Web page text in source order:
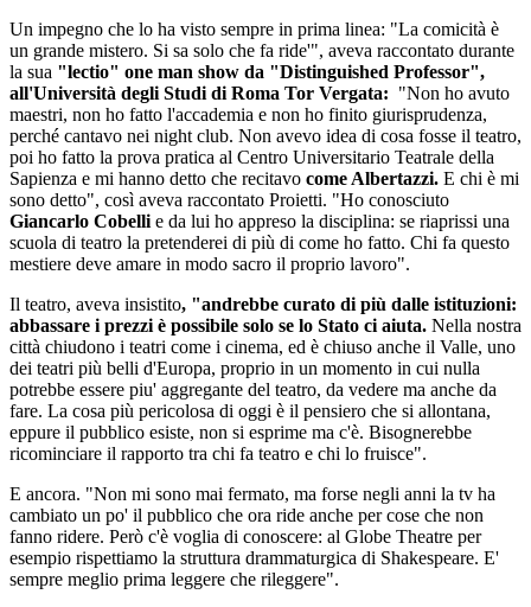
Un impegno che lo ha visto sempre in prima linea: "La comicità è
un grande mistero. Si sa solo che fa ride'", aveva raccontato durante
la sua "lectio" one man show da "Distinguished Professor",
all'Università degli Studi di Roma Tor Vergata: "Non ho avuto
maestri, non ho fatto l'accademia e non ho finito giurisprudenza,
perché cantavo nei night club. Non avevo idea di cosa fosse il teatro,
poi ho fatto la prova pratica al Centro Universitario Teatrale della
Sapienza e mi hanno detto che recitavo come Albertazzi. E chi è mi
sono detto", così aveva raccontato Proietti. "Ho conosciuto
Giancarlo Cobelli e da lui ho appreso la disciplina: se riaprissi una
scuola di teatro la pretenderei di più di come ho fatto. Chi fa questo
mestiere deve amare in modo sacro il proprio lavoro".
Il teatro, aveva insistito, "andrebbe curato di più dalle istituzioni:
abbassare i prezzi è possibile solo se lo Stato ci aiuta. Nella nostra
città chiudono i teatri come i cinema, ed è chiuso anche il Valle, uno
dei teatri più belli d'Europa, proprio in un momento in cui nulla
potrebbe essere piu' aggregante del teatro, da vedere ma anche da
fare. La cosa più pericolosa di oggi è il pensiero che si allontana,
eppure il pubblico esiste, non si esprime ma c'è. Bisognerebbe
ricominciare il rapporto tra chi fa teatro e chi lo fruisce".
E ancora. "Non mi sono mai fermato, ma forse negli anni la tv ha
cambiato un po' il pubblico che ora ride anche per cose che non
fanno ridere. Però c'è voglia di conoscere: al Globe Theatre per
esempio rispettiamo la struttura drammaturgica di Shakespeare. E'
sempre meglio prima leggere che rileggere".